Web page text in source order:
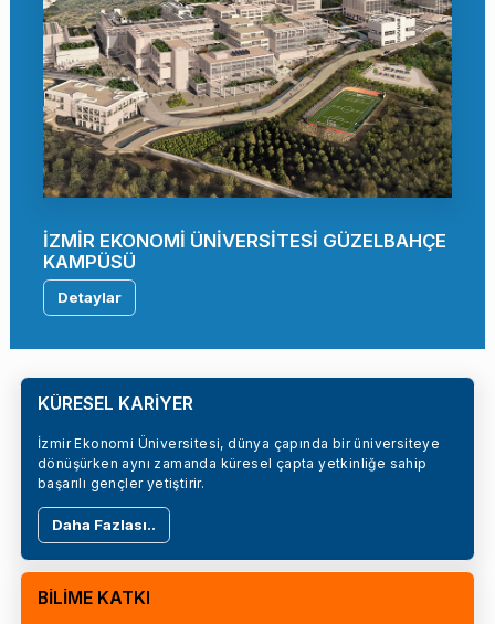
İZMİR EKONOMİ ÜNİVERSİTESİ GÜZELBAHÇE
KAMPÜSÜ
Detaylar
KÜRESEL KARİYER
İzmir Ekonomi Üniversitesi, dünya çapında bir üniversiteye
dönüşürken aynı zamanda küresel çapta yetkinliğe sahip
başarılı gençler yetiştirir.
Daha Fazlası..
BİLİME KATKI